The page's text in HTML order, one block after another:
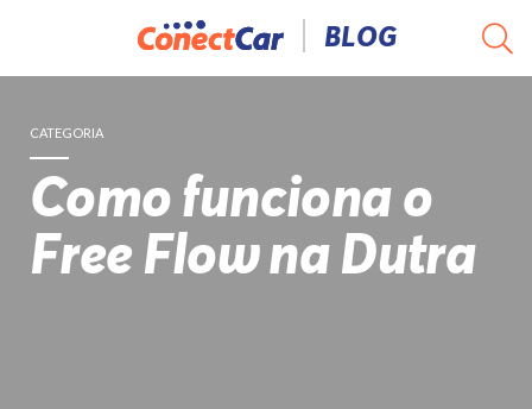
BLOG
CATEGORIA
Como funciona o
Free Flow na Dutra